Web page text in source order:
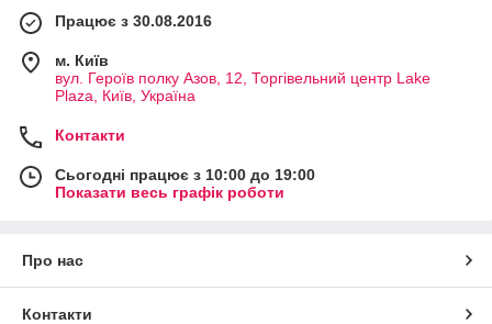
Працює з 30.08.2016
м. Київ
вул. Героїв полку Азов, 12, Торгівельний центр Lake
Plaza, Київ, Україна
Контакти
Сьогодні працює з 10:00 до 19:00
Показати весь графік роботи
Про нас
Контакти